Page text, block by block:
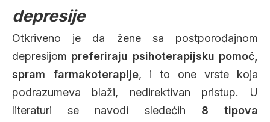
depresije
Otkriveno je da žene sa postporođajnom
depresijom preferiraju psihoterapijsku pomoć,
spram farmakoterapije, i to one vrste koja
podrazumeva blaži, nedirektivan pristup. U
literaturi se navodi sledećih 8 tipova